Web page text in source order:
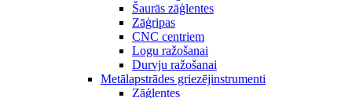
Šaurās zāģlentes
Zāģripas
CNC centriem
Logu ražošanai
Durvju ražošanai
Metālapstrādes griezējinstrumenti
Zāģlentes